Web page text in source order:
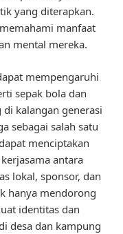
yang diterapkan.
manfaat
mental mereka.
mempengaruhi
sepak bola dan
kalangan generasi
sebagai salah satu
menciptakan
antara
lokal, sponsor, dan
hanya mendorong
identitas dan
desa dan kampung